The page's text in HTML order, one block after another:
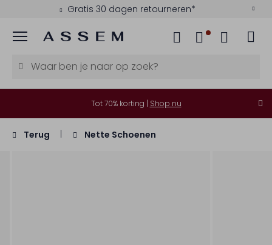
Gratis 30 dagen retourneren*
Menu
Tot 70% korting | Shop nu
Terug Nette Schoenen